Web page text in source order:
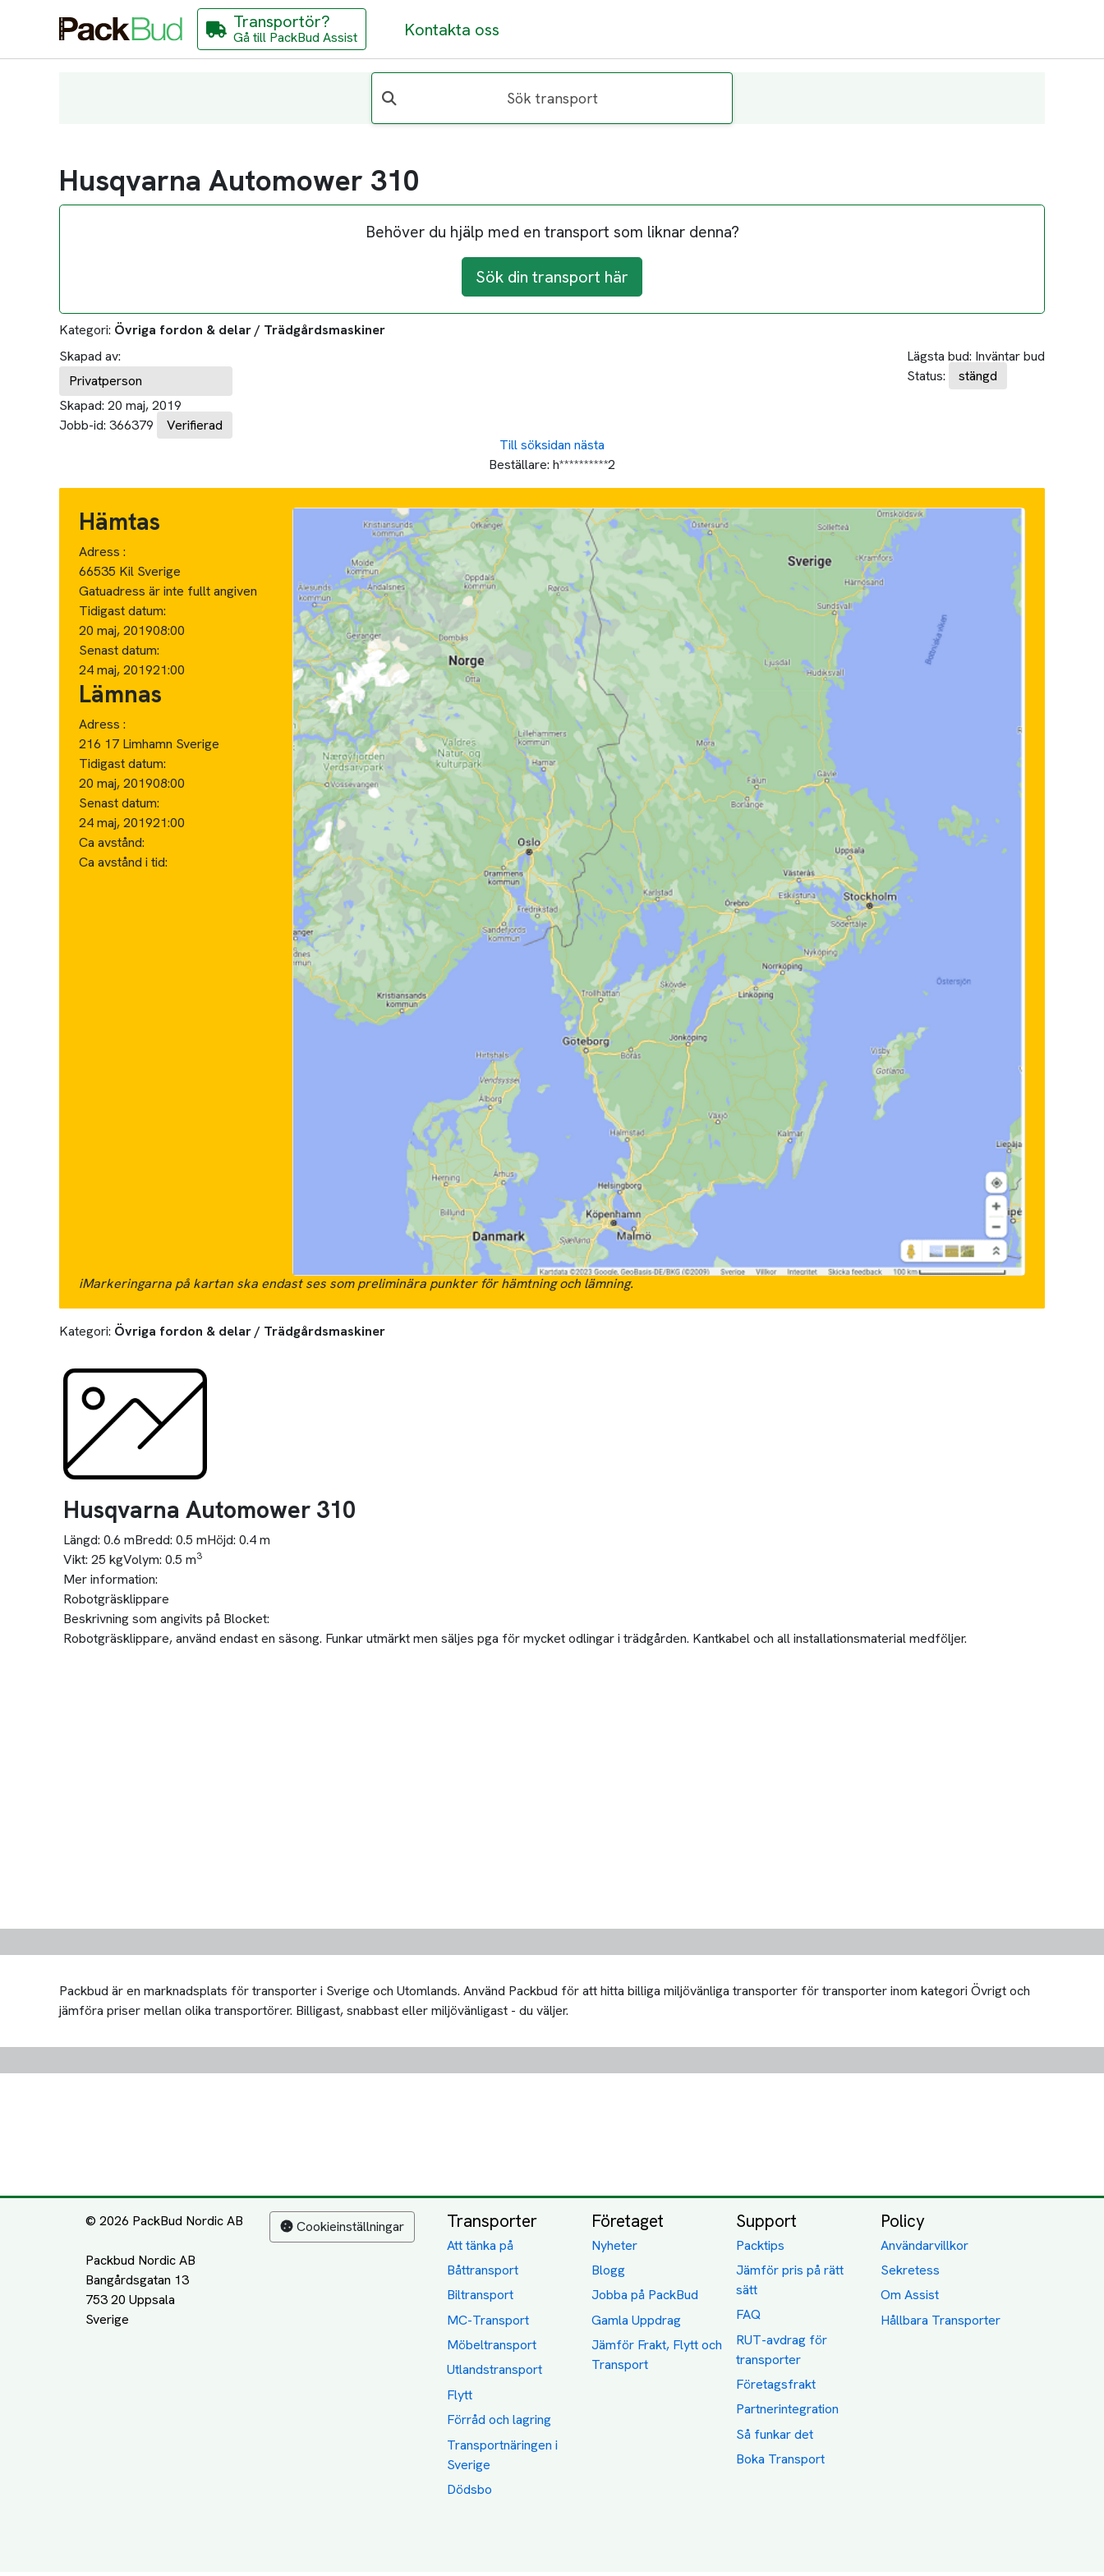
Transportör?
Gå till PackBud Assist Kontakta oss
Sök transport
Husqvarna Automower 310
Behöver du hjälp med en transport som liknar denna?
Sök din transport här
Kategori: Övriga fordon & delar / Trädgårdsmaskiner
Skapad av:
Privatperson
Skapad: 20 maj, 2019
Jobb-id: 366379 Verifierad
Lägsta bud: Inväntar bud
Status:
stängd
Till söksidan nästa
Beställare: h**********2
Hämtas
Adress :
66535 Kil Sverige
Gatuadress är inte fullt angiven
Tidigast datum:
20 maj, 201908:00
Senast datum:
24 maj, 201921:00
Lämnas
Adress :
216 17 Limhamn Sverige
Tidigast datum:
20 maj, 201908:00
Senast datum:
24 maj, 201921:00
Ca avstånd:
Ca avstånd i tid:
iMarkeringarna på kartan ska endast ses som preliminära punkter för hämtning och lämning.
Kategori: Övriga fordon & delar / Trädgårdsmaskiner
Husqvarna Automower 310
Längd: 0.6 mBredd: 0.5 mHöjd: 0.4 m
Vikt: 25 kgVolym: 0.5 m3
Mer information:
Robotgräsklippare
Beskrivning som angivits på Blocket:
Robotgräsklippare, använd endast en säsong. Funkar utmärkt men säljes pga för mycket odlingar i trädgården. Kantkabel och all installationsmaterial medföljer.
Packbud är en marknadsplats för transporter i Sverige och Utomlands. Använd Packbud för att hitta billiga miljövänliga transporter för transporter inom kategori Övrigt och
jämföra priser mellan olika transportörer. Billigast, snabbast eller miljövänligast - du väljer.
© 2026 PackBud Nordic AB
Packbud Nordic AB
Bangårdsgatan 13
753 20 Uppsala
Cookieinställningar Transporter
Att tänka på
Båttransport
Biltransport
MC-Transport
Möbeltransport
Utlandstransport
Flytt
Förråd och lagring
Transportnäringen i
Sverige
Dödsbo
Företaget
Nyheter
Blogg
Jobba på PackBud
Gamla Uppdrag
Jämför Frakt, Flytt och
Transport
Support
Packtips
Jämför pris på rätt
sätt
FAQ
RUT-avdrag för
transporter
Företagsfrakt
Partnerintegration
Så funkar det
Boka Transport
Policy
Användarvillkor
Sekretess
Om Assist
Hållbara Transporter